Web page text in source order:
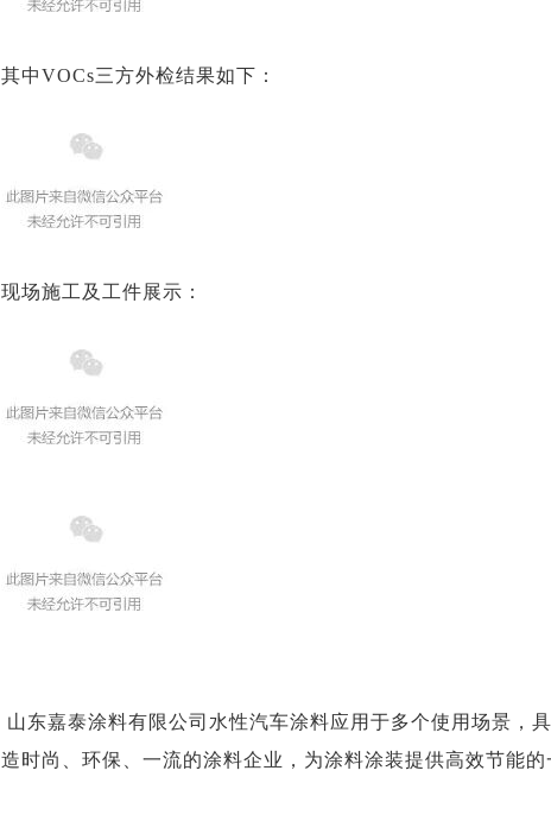
其中VOCs三方外检结果如下：
现场施工及工件展示：
山东嘉泰涂料有限公司水性汽车涂料应用于多个使用场景，
造时尚、环保、一流的涂料企业，为涂料涂装提供高效节能的